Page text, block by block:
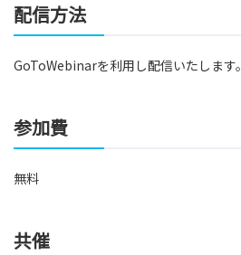
配信方法
GoToWebinarを利用し配信いたします。
参加費
無料
共催